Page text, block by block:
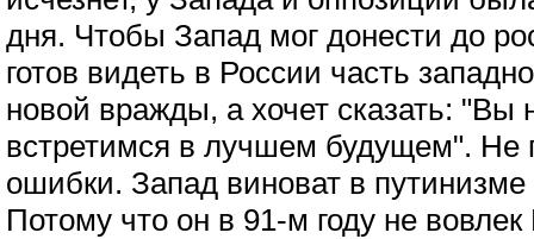
дня. Чтобы Запад мог донести до
готов видеть в России часть
новой вражды, а хочет сказать: "Вы
встретимся в лучшем будущем". Не
ошибки. Запад виноват в
Потому что он в 91-м году не